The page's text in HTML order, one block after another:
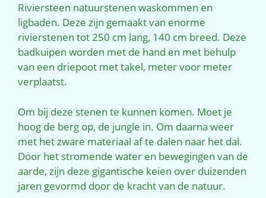
Riviersteen natuurstenen waskommen en
ligbaden. Deze zijn gemaakt van enorme
rivierstenen tot 250 cm lang, 140 cm breed. Deze
badkuipen worden met de hand en met behulp
van een driepoot met takel, meter voor meter
verplaatst.
Om bij deze stenen te kunnen komen. Moet je
hoog de berg op, de jungle in. Om daarna weer
met het zware materiaal af te dalen naar het dal.
Door het stromende water en bewegingen van de
aarde, zijn deze gigantische keien over duizenden
jaren gevormd door de kracht van de natuur.